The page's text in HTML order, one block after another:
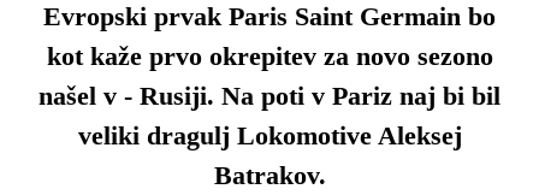
Evropski prvak Paris Saint Germain bo
kot kaže prvo okrepitev za novo sezono
našel v - Rusiji. Na poti v Pariz naj bi bil
veliki dragulj Lokomotive Aleksej
Batrakov.